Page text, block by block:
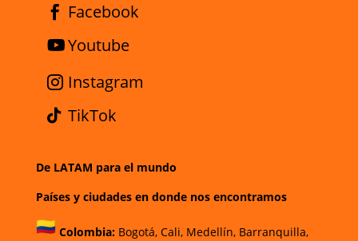
Facebook
Youtube
Instagram
TikTok
De LATAM para el mundo
Países y ciudades en donde nos encontramos
Colombia: Bogotá,Cali, Medellín, Barranquilla,